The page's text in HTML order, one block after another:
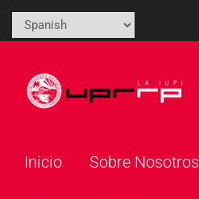
Inicio Sobre Nosotros